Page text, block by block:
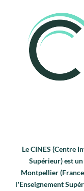
Le CINES (Centre
Supérieur) est
Montpellier
lʼEnseignement